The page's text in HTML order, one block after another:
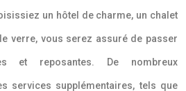
un hôtel de charme, un chalet
verre, vous serez assuré de passer
et reposantes. De nombreux
services supplémentaires, tels que